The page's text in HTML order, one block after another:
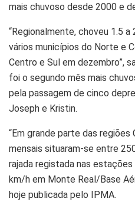
mais chuvoso desde 2000 e
“Regionalmente, choveu 1.5
vários municípios do Norte e
Centro e Sul em dezembro”,
foi o segundo mês mais
pela passagem de cinco
Joseph e Kristin.
“Em grande parte das
mensais situaram-se entre
rajada registada nas
km/h em Monte Real/Base
hoje publicada pelo IPMA.